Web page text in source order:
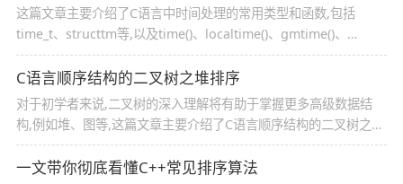
这篇文章主要介绍了C语言中时间处理的常用类型和函数,包括
time_t、structtm等,以及time()、localtime()、gmtime()、
mktime()、asctime()、ctime()和strftime()等,通过一个示例程序,
展示了如何获取当前时间、转换时间格式、计算时间差和进行时间
操作
C语言顺序结构的二叉树之堆排序
对于初学者来说,二叉树的深入理解将有助于掌握更多高级数据结
构,例如堆、图等,这篇文章主要介绍了C语言顺序结构的二叉树之堆
排序的相关资料,文中通过图文介绍的非常详细,需要的朋友可以参
考下
一文带你彻底看懂C++常见排序算法